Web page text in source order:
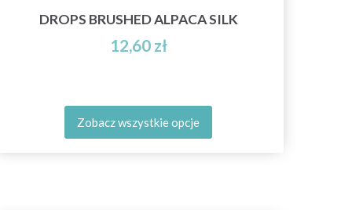
DROPS BRUSHED ALPACA SILK
12,60 zł
Zobacz wszystkie opcje